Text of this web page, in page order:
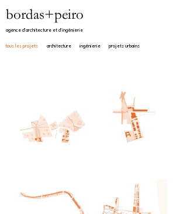
bordas+peiro
agence d'architecture et d'ingénierie​
tous les projets architecture ingénierie projets urbains